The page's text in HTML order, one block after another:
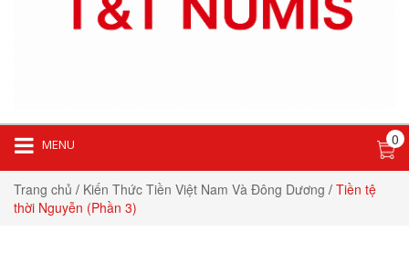
MENU 0
Trang chủ / Kiến Thức Tiền Việt Nam Và Đông Dương / Tiền tệ
thời Nguyễn (Phần 3)